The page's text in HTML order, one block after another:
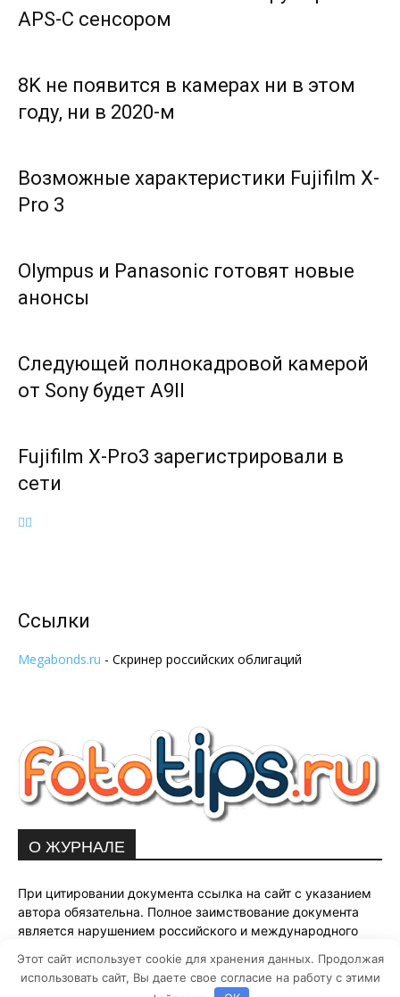
APS-C сенсором
8K не появится в камерах ни в этом
году, ни в 2020-м
Возможные характеристики Fujifilm X-
Pro 3
Olympus и Panasonic готовят новые
анонсы
Следующей полнокадровой камерой
от Sony будет A9II
Fujifilm X-Pro3 зарегистрировали в
сети
Ссылки
Megabonds.ru - Скринер российских облигаций
О ЖУРНАЛЕ
При цитировании документа ссылка на сайт с указанием
автора обязательна. Полное заимствование документа
является нарушением российского и международного
редакции fototips.ru.
Этот сайт использует cookie для хранения данных. Продолжая
использовать сайт, Вы даете свое согласие на работу с этими